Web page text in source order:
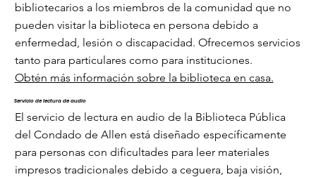
bibliotecarios a los miembros de la comunidad que no
pueden visitar la biblioteca en persona debido a
enfermedad, lesión o discapacidad. Ofrecemos servicios
tanto para particulares como para instituciones.
Obtén más información sobre la biblioteca en casa.
Servicio de lectura de audio
El servicio de lectura en audio de la Biblioteca Pública
del Condado de Allen está diseñado específicamente
para personas con dificultades para leer materiales
impresos tradicionales debido a ceguera, baja visión,